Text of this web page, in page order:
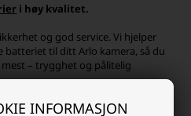
INFORMASJON
i høy kvalitet.
og god service. Vi hjelper
til ditt Arlo kamera, så du
– trygghet og pålitelig
trygghet omkring dine